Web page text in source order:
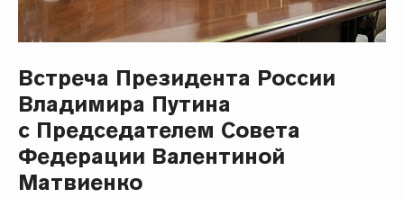
Встреча Президента России
Владимира Путина
с Председателем Совета
Федерации Валентиной
Матвиенко